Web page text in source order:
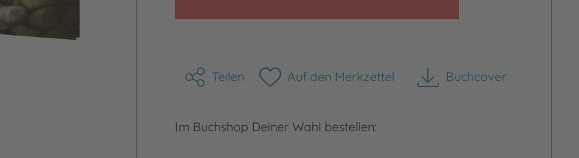
Teilen Auf den Merkzettel Buchcover
herunterladen
Im Buchshop Deiner Wahl bestellen: